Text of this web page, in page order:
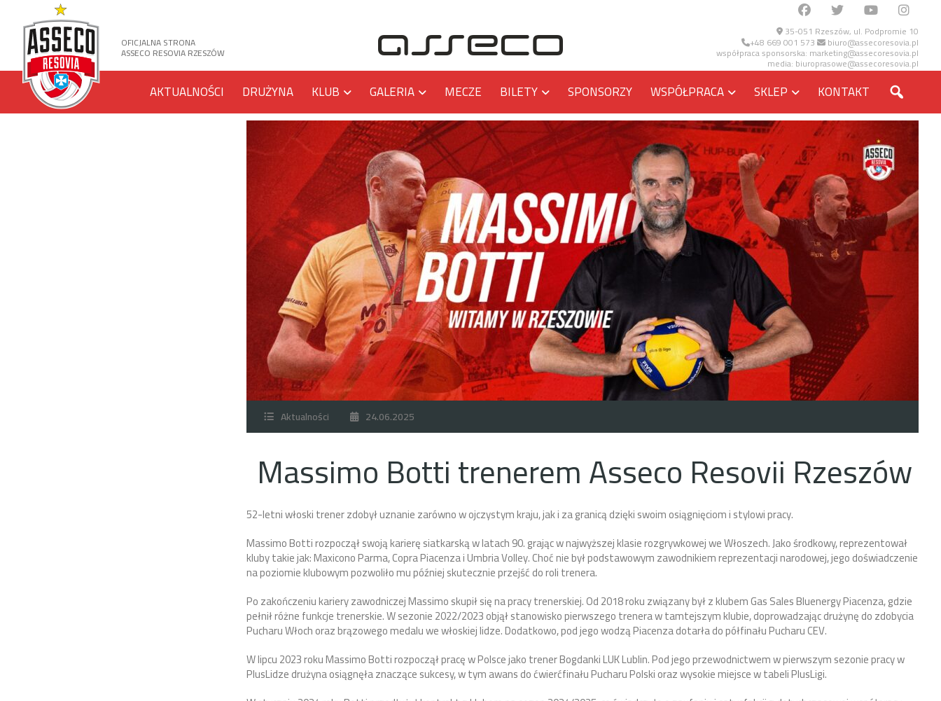
35-051 Rzeszów, ul. Podpromie 10
+48 669 001 573 biuro@assecoresovia.pl
współpraca sponsorska: marketing@assecoresovia.pl
media: biuroprasowe@assecoresovia.pl
OFICJALNA STRONA
ASSECO RESOVIA RZESZÓW
AKTUALNOŚCI DRUŻYNA KLUB GALERIA MECZE BILETY SPONSORZY WSPÓŁPRACA SKLEP KONTAKT
Aktualności 24.06.2025
Massimo Botti trenerem Asseco Resovii Rzeszów
52-letni włoski trener zdobył uznanie zarówno w ojczystym kraju, jak i za granicą dzięki swoim osiągnięciom i stylowi pracy.
Massimo Botti rozpoczął swoją karierę siatkarską w latach 90. grając w najwyższej klasie rozgrywkowej we Włoszech. Jako środkowy, reprezentował
kluby takie jak: Maxicono Parma, Copra Piacenza i Umbria Volley. Choć nie był podstawowym zawodnikiem reprezentacji narodowej, jego doświadczenie
na poziomie klubowym pozwoliło mu później skutecznie przejść do roli trenera.
Po zakończeniu kariery zawodniczej Massimo skupił się na pracy trenerskiej. Od 2018 roku związany był z klubem Gas Sales Bluenergy Piacenza, gdzie
pełnił różne funkcje trenerskie. W sezonie 2022/2023 objął stanowisko pierwszego trenera w tamtejszym klubie, doprowadzając drużynę do zdobycia
Pucharu Włoch oraz brązowego medalu we włoskiej lidze. Dodatkowo, pod jego wodzą Piacenza dotarła do półfinału Pucharu CEV.
W lipcu 2023 roku Massimo Botti rozpoczął pracę w Polsce jako trener Bogdanki LUK Lublin. Pod jego przewodnictwem w pierwszym sezonie pracy w
PlusLidze drużyna osiągnęła znaczące sukcesy, w tym awans do ćwierćfinału Pucharu Polski oraz wysokie miejsce w tabeli PlusLigi.